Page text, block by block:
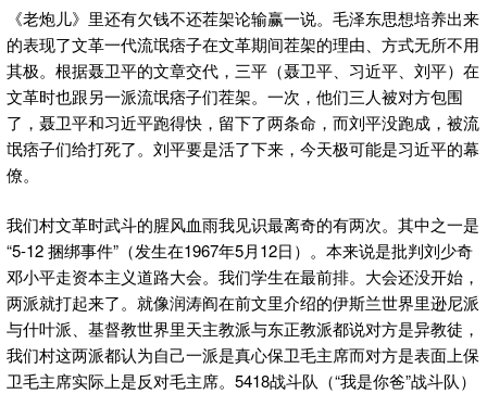
《老炮儿》里还有欠钱不还茬架论输赢一说。毛泽东思想培养出来
的表现了文革一代流氓痞子在文革期间茬架的理由、方式无所不用
其极。根据聂卫平的文章交代，三平（聂卫平、习近平、刘平）在
文革时也跟另一派流氓痞子们茬架。一次，他们三人被对方包围
了，聂卫平和习近平跑得快，留下了两条命，而刘平没跑成，被流
氓痞子们给打死了。刘平要是活了下来，今天极可能是习近平的幕
僚。
我们村文革时武斗的腥风血雨我见识最离奇的有两次。其中之一是
“5-12 捆绑事件”（发生在1967年5月12日）。本来说是批判刘少奇
邓小平走资本主义道路大会。我们学生在最前排。大会还没开始，
两派就打起来了。就像润涛阎在前文里介绍的伊斯兰世界里逊尼派
与什叶派、基督教世界里天主教派与东正教派都说对方是异教徒，
我们村这两派都认为自己一派是真心保卫毛主席而对方是表面上保
卫毛主席实际上是反对毛主席。5418战斗队（“我是你爸”战斗队）